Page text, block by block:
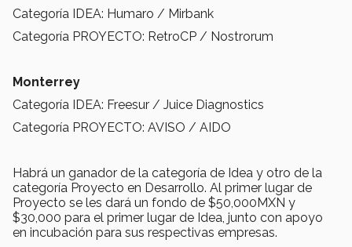
Categoría IDEA: Humaro / Mirbank
Categoría PROYECTO: RetroCP / Nostrorum
Monterrey
Categoría IDEA: Freesur / Juice Diagnostics
Categoría PROYECTO: AVISO / AIDO
Habrá un ganador de la categoría de Idea y otro de la
categoría Proyecto en Desarrollo. Al primer lugar de
Proyecto se les dará un fondo de $50,000MXN y
$30,000 para el primer lugar de Idea, junto con apoyo
en incubación para sus respectivas empresas.